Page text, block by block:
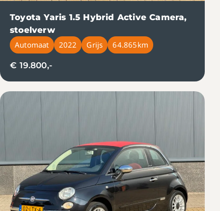
Toyota Yaris 1.5 Hybrid Active Camera,
stoelverw
Automaat
2022 Grijs 64.865km
€ 19.800,-